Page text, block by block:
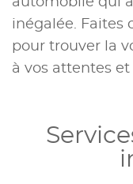
inégalée. Faites
pour trouver la
à vos attentes